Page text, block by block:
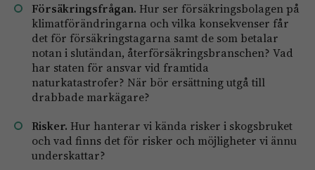
Försäkringsfrågan. Hur ser försäkringsbolagen på
klimatförändringarna och vilka konsekvenser får
det för försäkringstagarna samt de som betalar
notan i slutändan, återförsäkringsbranschen? Vad
har staten för ansvar vid framtida
naturkatastrofer? När bör ersättning utgå till
drabbade markägare?
Risker. Hur hanterar vi kända risker i skogsbruket
och vad finns det för risker och möjligheter vi ännu
underskattar?